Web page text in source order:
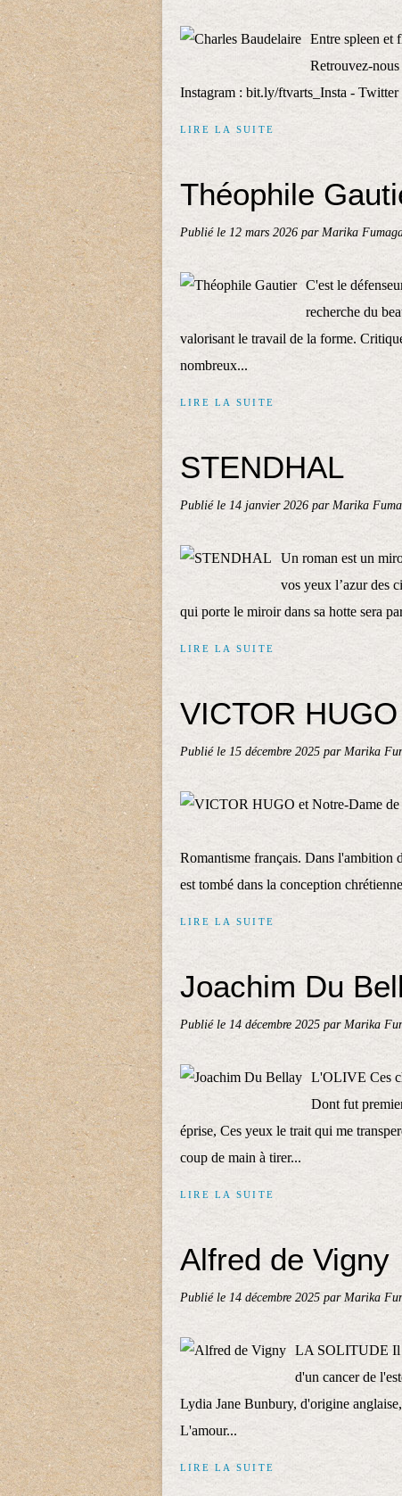
Entre spleen et
Retrouvez-
Instagram : bit.ly/ftvarts_Insta -
LIRE LA SUITE
Théophile
Publié le 12 mars 2026 par Marika
C'est le
recherche du
valorisant le travail de la forme.
nombreux...
LIRE LA SUITE
STENDHAL
Publié le 14 janvier 2026 par Marika
Un roman est un
vos yeux l’azur des
qui porte le miroir dans sa hotte sera
LIRE LA SUITE
VICTOR
Publié le 15 décembre 2025 par Marika
Romantisme français. Dans l'ambition
est tombé dans la conception
LIRE LA SUITE
Joachim Du
Publié le 14 décembre 2025 par Marika
L'OLIVE Ces
Dont fut
éprise, Ces yeux le trait qui me
coup de main à tirer...
LIRE LA SUITE
Alfred de Vigny
Publié le 14 décembre 2025 par Marika
LA SOLITUDE Il
d'un cancer de
Lydia Jane Bunbury, d'origine
L'amour...
LIRE LA SUITE